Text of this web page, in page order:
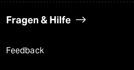
Fragen & Hilfe
Feedback